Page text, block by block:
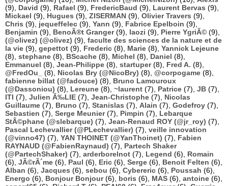
(9), David (9), Rafael (9), FredericBaud (9), Laurent Bervas (9),
Mickael (9), Hugues (9), ZISERMAN (9), Olivier Travers (9),
Chris (9), jequeffelec (9), Yann (9), Fabrice Epelboin (9),
Benjamin (9), BenoÃ®t Granger(9), laozi (9), Pierre YgriÃ© (9),
(@olivez) (@olivez) (9), faculte des sciences de la nature et de
la vie (9), gepettot (9), Frederic (8), Marie (8), Yannick Lejeune
(8), stephane (8), BScache (8), Michel (8), Daniel (8),
Emmanuel (8), Jean-Philippe (8), startuper(8), Fred A. (8),
@FredOu_
(8), Nicolas Bry (@NicoBry) (8), @corpogame (8),
fabienne billat (@fadouce) (8), Bruno Lamouroux
(@Dassoniou) (8), Lereune (8), ~laurent (7), Patrice (7), JB (7),
ITI (7), Julien Ã‰LIE (7), Jean-Christophe (7), Nicolas
Guillaume (7), Bruno (7), Stanislas (7), Alain (7), Godefroy (7),
Sebastien (7), Serge Meunier(7), Pimpin (7), Lebarque
StÃ©phane (@slebarque) (7), Jean-Renaud ROY (@jr_roy) (7),
Pascal Lechevallier (@PLechevallier) (7), veille innovation
(@vinno47) (7), YAN THOINET (@YanThoinet) (7), Fabien
RAYNAUD (@FabienRaynaud) (7), Partech Shaker
(@PartechShaker) (7), arderborelnot (7), Legend (6), Romain
(6), JÃ©rÃ´me (6), Paul (6), Eric (6), Serge (6), Benoit Felten (6),
Alban (6), Jacques (6), sebou (6), Cybereric (6), Poussah (6),
Energo (6), Bonjour Bonjour(6), boris (6), MAS (6), antoine (6),